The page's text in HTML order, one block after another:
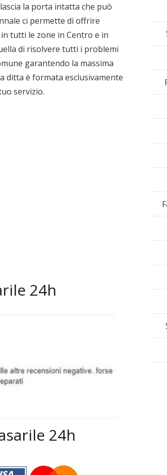
la porta intatta che può
ci permette di offrire
tutti le zone in Centro e in
di risolvere tutti i problemi
garantendo la massima
ditta è formata esclusivamente
servizio.
24h
24h